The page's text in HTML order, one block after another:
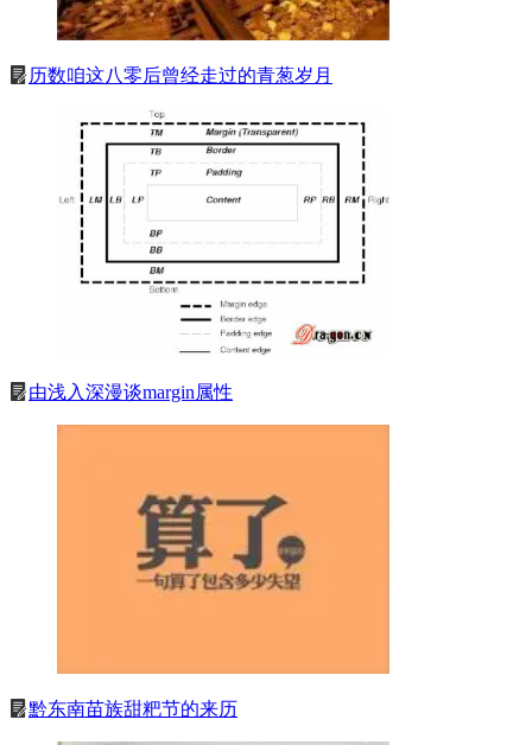
历数咱这八零后曾经走过的青葱岁月
由浅入深漫谈margin属性
黔东南苗族甜粑节的来历